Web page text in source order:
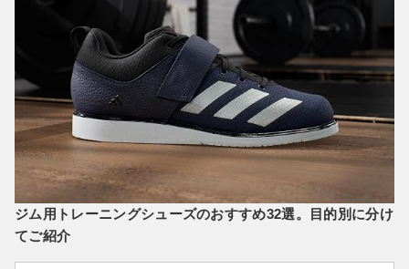
ジム用トレーニングシューズのおすすめ32選。目的別に分け
てご紹介